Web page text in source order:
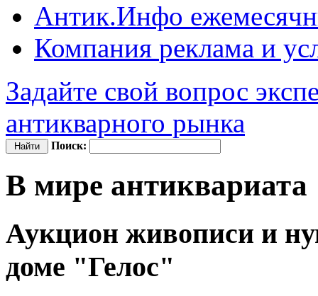
Антик.Инфо
Компания реклама и
Задайте свой вопрос
антикварного рынка
Поиск:
В мире антиквариата
Аукцион живописи и
доме "Гелос"